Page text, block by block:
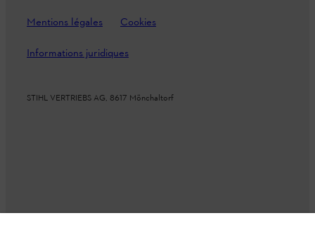
Mentions légales Cookies
Informations juridiques
STIHL VERTRIEBS AG, 8617 Mönchaltorf